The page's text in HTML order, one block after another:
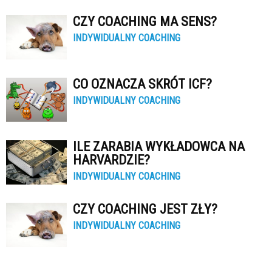
CZY COACHING MA SENS?
INDYWIDUALNY COACHING
CO OZNACZA SKRÓT ICF?
INDYWIDUALNY COACHING
ILE ZARABIA WYKŁADOWCA NA
HARVARDZIE?
INDYWIDUALNY COACHING
CZY COACHING JEST ZŁY?
INDYWIDUALNY COACHING